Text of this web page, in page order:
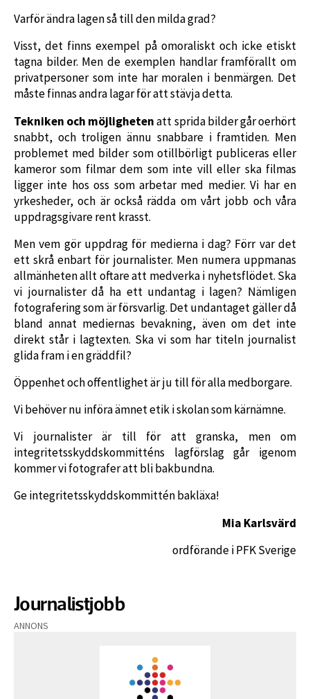
Varför ändra lagen så till den milda grad?
Visst, det finns exempel på omoraliskt och icke etiskt
tagna bilder. Men de exemplen handlar framförallt om
privatpersoner som inte har moralen i benmärgen. Det
måste finnas andra lagar för att stävja detta.
Tekniken och möjlighetenatt sprida bilder går oerhört
snabbt, och troligen ännu snabbare i framtiden. Men
problemet med bilder som otillbörligt publiceras eller
kameror som filmar dem som inte vill eller ska filmas
ligger inte hos oss som arbetar med medier. Vi har en
yrkesheder, och är också rädda om vårt jobb och våra
uppdragsgivare rent krasst.
Men vem gör uppdrag för medierna i dag? Förr var det
ett skrå enbart för journalister. Men numera uppmanas
allmänheten allt oftare att medverka i nyhetsflödet. Ska
vi journalister då ha ett undantag i lagen? Nämligen
fotografering som är försvarlig. Det undantaget gäller då
bland annat mediernas bevakning, även om det inte
direkt står i lagtexten. Ska vi som har titeln journalist
glida fram i en gräddfil?
Öppenhet och offentlighet är ju till för alla medborgare.
Vi behöver nu införa ämnet etik i skolan som kärnämne.
Vi journalister är till för att granska, men om
integritetsskyddskommitténs lagförslag går igenom
kommer vi fotografer att bli bakbundna.
Ge integritetsskyddskommittén bakläxa!
Mia Karlsvärd
ordförande i PFK Sverige
Journalistjobb
ANNONS